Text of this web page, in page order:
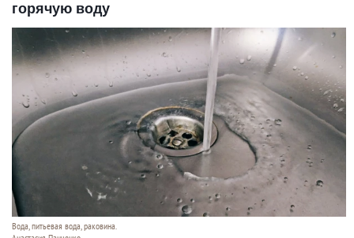
горячую воду
Вода, питьевая вода, раковина.